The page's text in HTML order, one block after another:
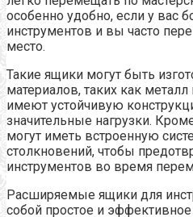
особенно удобно, если у вас
инструментов и вы часто
место.
Такие ящики могут быть
материалов, таких как
имеют устойчивую
значительные нагрузки.
могут иметь встроенную
столкновений, чтобы
инструментов во время
Расширяемые ящики для
собой простое и